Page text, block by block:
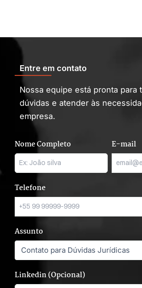
Entre em contato
Nossa equipe está pronta para
dúvidas e atender às
empresa.
Nome Completo E-mail
Telefone
Assunto
Linkedin (Opcional)